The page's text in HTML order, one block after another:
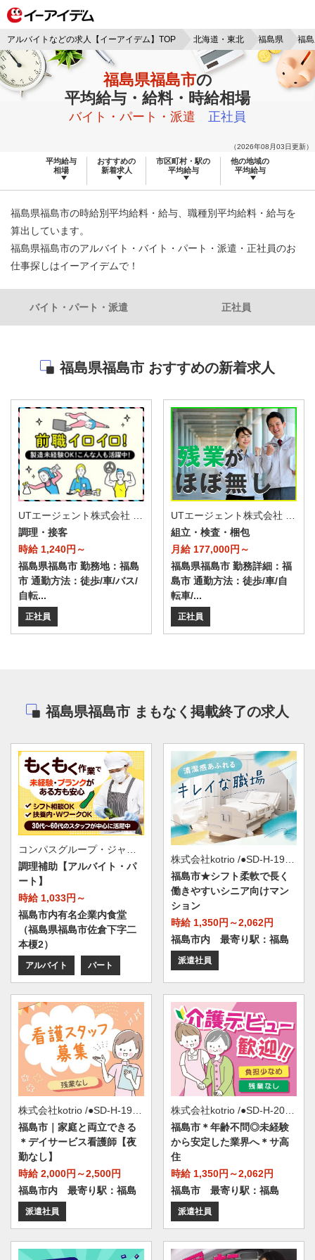
アルバイトなどの求人【イーアイデム】TOP 北海道・東北 福島県 福
福島県福島市の
平均給与・給料・時給相場
バイト・パート・派遣 正社員
（2026年08月03日更新）
平均給与
相場
おすすめの
新着求人
市区町村・駅の
平均給与
他の地域の
平均給与
福島県福島市の時給別平均給料・給与、職種別平均給料・給与を
算出しています。
福島県福島市のアルバイト・バイト・パート・派遣・正社員のお
仕事探しはイーアイデムで！
バイト・パート・派遣 正社員
福島県福島市 おすすめの新着求人
調理・接客
時給 1,240円～
福島県福島市 勤務地：福島
市 通勤方法：徒歩/車/バス/
自転...
正社員
組立・検査・梱包
月給 177,000円～
福島県福島市 勤務詳細：福
島市 通勤方法：徒歩/車/自
転車/...
正社員
福島県福島市 まもなく掲載終了の求人
調理補助【アルバイト・パ
ート】
時給 1,033円～
福島市内有名企業内食堂
（福島県福島市佐倉下字二
本榎2）
アルバイト パート
福島市★シフト柔軟で長く
働きやすいシニア向けマン
ション
時給 1,350円～2,062円
福島市内 最寄り駅：福島
派遣社員
株式会社kotrio /●SD-H-1993533
福島市｜家庭と両立できる
＊デイサービス看護師【夜
勤なし】
時給 2,000円～2,500円
福島市内 最寄り駅：福島
派遣社員
福島市＊年齢不問◎未経験
から安定した業界へ＊サ高
住
時給 1,350円～2,062円
福島市 最寄り駅：福島
派遣社員